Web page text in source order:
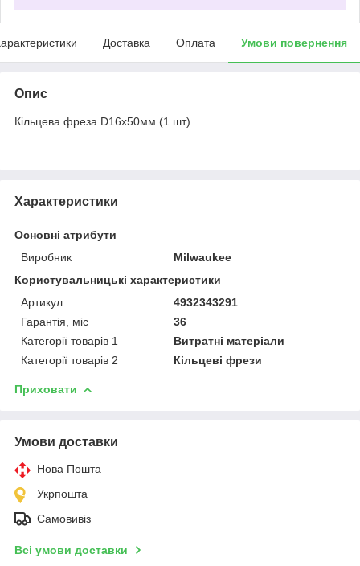
Доставка Оплата Умови повернення
Опис
Кільцева фреза D16х50мм (1 шт)
Характеристики
Основні атрибути
Виробник
Milwaukee
Користувальницькі характеристики
Артикул
4932343291
Гарантія, міс
36
Категорії товарів 1
Витратні матеріали
Категорії товарів 2
Кільцеві фрези
Приховати
Умови доставки
Нова Пошта
Укрпошта
Самовивіз
Всі умови доставки